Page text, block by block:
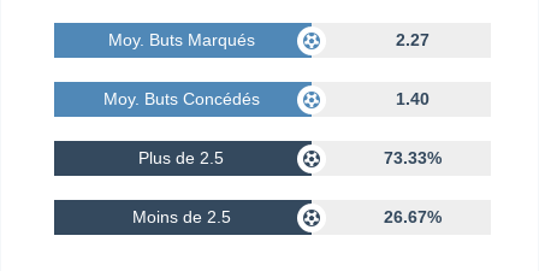
Moy. Buts Marqués 2.27
Moy. Buts Concédés 1.40
Plus de 2.5 73.33%
Moins de 2.5 26.67%